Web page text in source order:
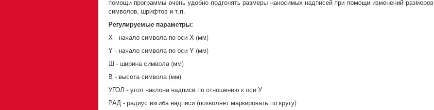
помощи программы очень удобно подгонять размеры наносимых надписей при помощи изменений размеров
символов, шрифтов и т.п.
Регулируемые параметры:
X - начало символа по оси X (мм)
Y - начало символа по оси Y (мм)
Ш - ширина символа (мм)
В - высота символа (мм)
УГОЛ - угол наклона надписи по отношению к оси У
РАД - радиус изгиба надписи (позволяет маркировать по кругу)